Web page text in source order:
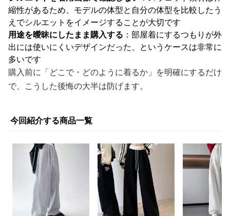
縮性があるため、モデルの体型と自分の体型を比較したう
えでシルエットをイメージすることが大切です
用途を曖昧にしたまま購入する ：部屋着にするつもりが外
出には使いにくいデザインだった、というケースは非常に
多いです
購入前に「どこで・どのように着るか」を明確にするだけ
で、こうした後悔の大半は防げます。
今回紹介する商品一覧